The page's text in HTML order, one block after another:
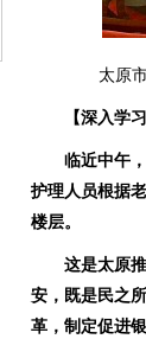
太原
【深入学
临近中午
护理人员根据
楼层。
这是太原
安，既是民之
革，制定促进